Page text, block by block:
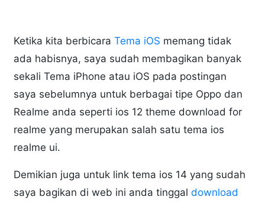
Ketika kita berbicaraTema iOS memang tidak
ada habisnya, saya sudah membagikan banyak
sekali Tema iPhone atau iOS pada postingan
saya sebelumnya untuk berbagai tipe Oppo dan
Realme anda seperti ios 12 theme download for
realme yang merupakan salah satu tema ios
realme ui.
Demikian juga untuk link tema ios 14 yang sudah
saya bagikan di web ini anda tinggaldownload